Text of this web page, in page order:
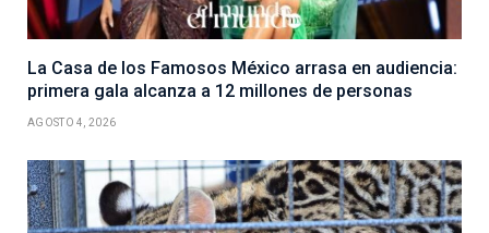
La Casa de los Famosos México arrasa en audiencia:
primera gala alcanza a 12 millones de personas
AGOSTO 4, 2026